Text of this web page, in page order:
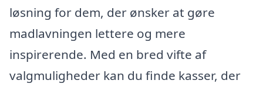
løsning for dem, der ønsker at gøre
madlavningen lettere og mere
inspirerende. Med en bred vifte af
valgmuligheder kan du finde kasser, der